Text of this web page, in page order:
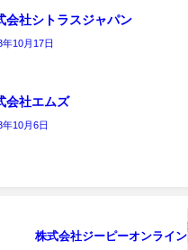
会社シトラスジャパン
年10月17日
会社エムズ
年10月6日
株式会社ジーピーオンライン